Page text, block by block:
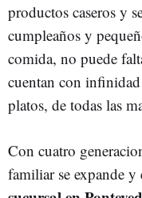
productos caseros y
cumpleaños y
comida, no puede
cuentan con
platos, de todas las
Con cuatro
familiar se expande